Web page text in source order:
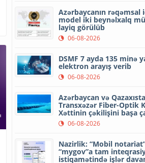
Azərbaycanın rəqəmsal
model iki beynəlxalq
layiq görülüb
06-08-2026
DSMF 7 ayda 135 minə
elektron arayış verib
06-08-2026
Azərbaycan və
Transxəzər Fiber-Optik
Xəttinin çəkilişini başa
06-08-2026
Nazirlik: “Mobil
“mygov”a tam
istiqamətində işlər